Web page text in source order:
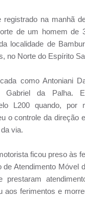
registrado na manhã
de um homem de
localidade de
no Norte do Espírito
como Antoniani
Gabriel da Palha.
L200 quando, por
o controle da direção
via.
ficou preso às
de Atendimento Móvel
prestaram
aos ferimentos e